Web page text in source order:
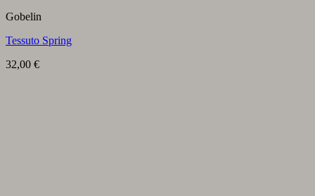
Gobelin
Tessuto Spring
32,00 €